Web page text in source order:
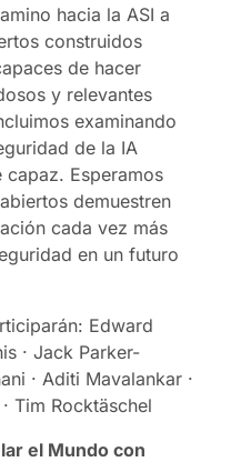
hacia la ASI a
construidos
de hacer
y relevantes
examinando
de la IA
capaz. Esperamos
demuestren
cada vez más
en un futuro
Edward
· Jack Parker-
· Aditi Mavalankar ·
Tim Rocktäschel
el Mundo con